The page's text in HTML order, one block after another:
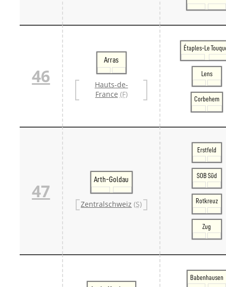
46
Arras
Hauts-de-
France (F)
Étaples-Le
Lens
Corbehem
47
Arth-Goldau
Zentralschweiz (S)
Erstfeld
SOB Süd
Rotkreuz
Zug
Babenhausen